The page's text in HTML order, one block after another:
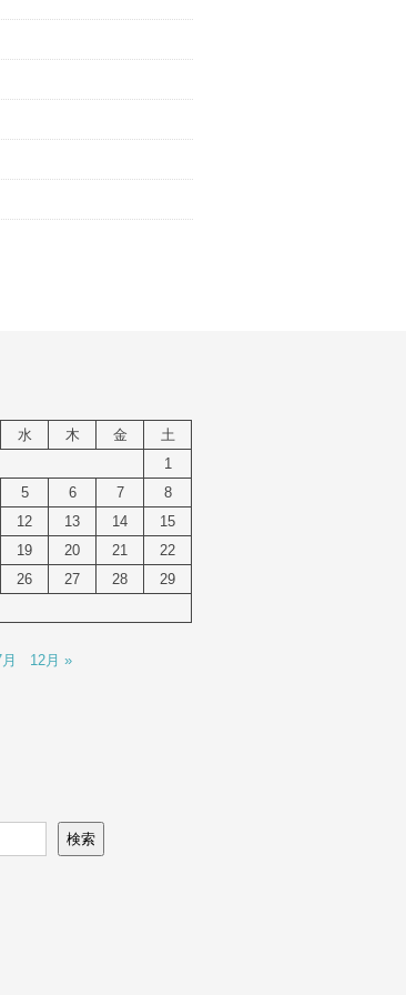
水 木 金
土
1
5 6 7
8
12 13 14
15
19 20 21
22
26 27 28
29
12月 »
検索